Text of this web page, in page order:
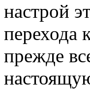
настрой
перехода
прежде